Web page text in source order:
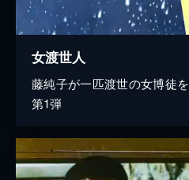
女渡世人
藤純子が一匹渡世の女博徒
第1弾